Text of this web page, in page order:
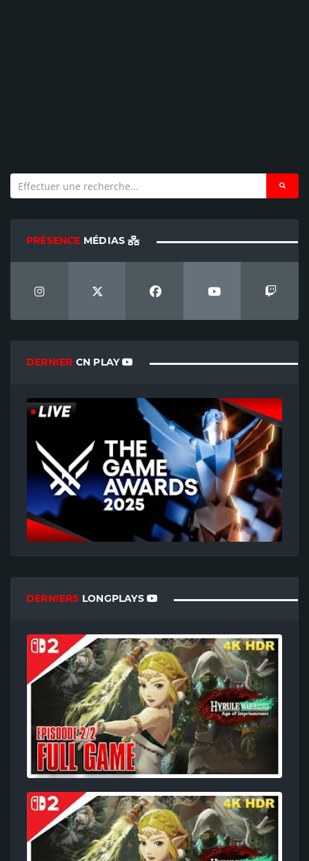
PRÉSENCE MÉDIAS
DERNIER CN PLAY
DERNIERS LONGPLAYS